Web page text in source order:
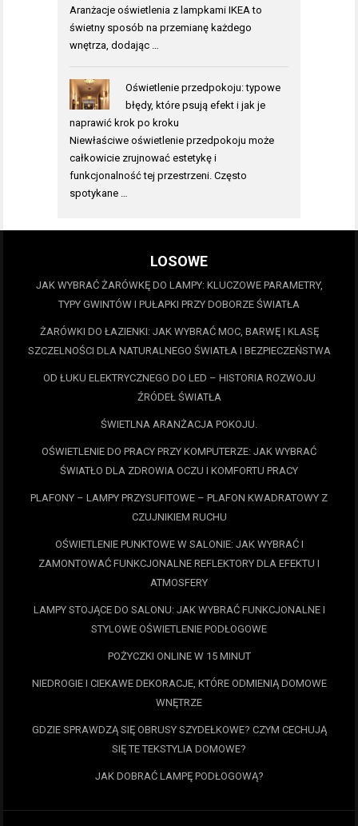
Aranżacje oświetlenia z lampkami IKEA to
świetny sposób na przemianę każdego
wnętrza, dodając …
Oświetlenie przedpokoju: typowe
błędy, które psują efekt i jak je
naprawić krok po kroku
Niewłaściwe oświetlenie przedpokoju może
całkowicie zrujnować estetykę i
funkcjonalność tej przestrzeni. Często
spotykane …
LOSOWE
JAK WYBRAĆ ŻARÓWKĘ DO LAMPY: KLUCZOWE PARAMETRY,
TYPY GWINTÓW I PUŁAPKI PRZY DOBORZE ŚWIATŁA
ŻARÓWKI DO ŁAZIENKI: JAK WYBRAĆ MOC, BARWĘ I KLASĘ
SZCZELNOŚCI DLA NATURALNEGO ŚWIATŁA I BEZPIECZEŃSTWA
OD ŁUKU ELEKTRYCZNEGO DO LED – HISTORIA ROZWOJU
ŹRÓDEŁ ŚWIATŁA
ŚWIETLNA ARANŻACJA POKOJU.
OŚWIETLENIE DO PRACY PRZY KOMPUTERZE: JAK WYBRAĆ
ŚWIATŁO DLA ZDROWIA OCZU I KOMFORTU PRACY
PLAFONY – LAMPY PRZYSUFITOWE – PLAFON KWADRATOWY Z
CZUJNIKIEM RUCHU
OŚWIETLENIE PUNKTOWE W SALONIE: JAK WYBRAĆ I
ZAMONTOWAĆ FUNKCJONALNE REFLEKTORY DLA EFEKTU I
ATMOSFERY
LAMPY STOJĄCE DO SALONU: JAK WYBRAĆ FUNKCJONALNE I
STYLOWE OŚWIETLENIE PODŁOGOWE
POŻYCZKI ONLINE W 15 MINUT
NIEDROGIE I CIEKAWE DEKORACJE, KTÓRE ODMIENIĄ DOMOWE
WNĘTRZE
GDZIE SPRAWDZĄ SIĘ OBRUSY SZYDEŁKOWE? CZYM CECHUJĄ
SIĘ TE TEKSTYLIA DOMOWE?
JAK DOBRAĆ LAMPĘ PODŁOGOWĄ?